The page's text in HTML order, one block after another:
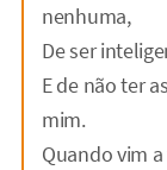
nenhuma,
De ser
E de não ter
mim.
Quando vim